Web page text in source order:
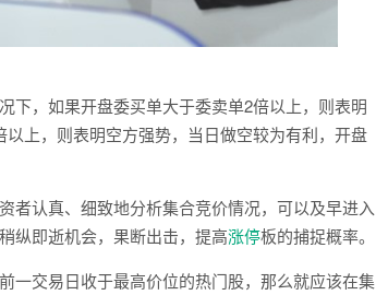
下，如果开盘委买单大于委卖单2倍以上，则表明
上，则表明空方强势，当日做空较为有利，开盘
者认真、细致地分析集合竞价情况，可以及早进入
纵即逝机会，果断出击，提高涨停板的捕捉概率。
一交易日收于最高价位的热门股，那么就应该在集